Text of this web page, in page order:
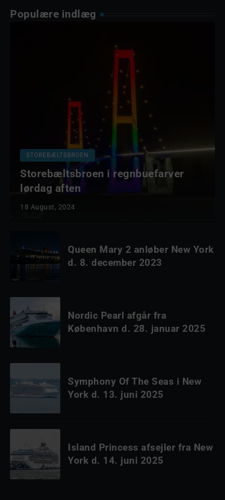
Populære indlæg
STOREBÆLTSBROEN
Storebæltsbroen i regnbuefarver
lørdag aften
18 August, 2024
Queen Mary 2 anløber New York
d. 8. december 2023
Nordic Pearl afgår fra
København d. 28. januar 2025
Symphony Of The Seas i New
York d. 13. juni 2025
Island Princess afsejler fra New
York d. 14. juni 2025